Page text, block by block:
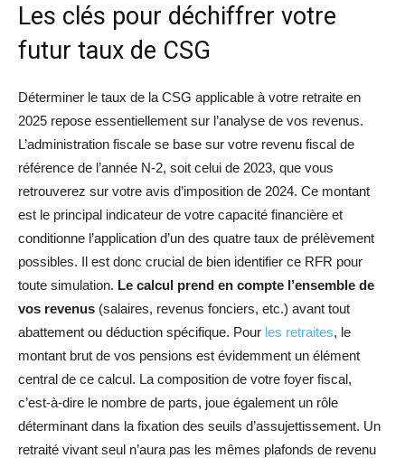
Les clés pour déchiffrer votre
futur taux de CSG
Déterminer le taux de la CSG applicable à votre retraite en
2025 repose essentiellement sur l’analyse de vos revenus.
L’administration fiscale se base sur votre revenu fiscal de
référence de l’année N-2, soit celui de 2023, que vous
retrouverez sur votre avis d’imposition de 2024. Ce montant
est le principal indicateur de votre capacité financière et
conditionne l’application d’un des quatre taux de prélèvement
possibles. Il est donc crucial de bien identifier ce RFR pour
toute simulation. Le calcul prend en compte l’ensemble de
vos revenus (salaires, revenus fonciers, etc.) avant tout
abattement ou déduction spécifique. Pour les retraites, le
montant brut de vos pensions est évidemment un élément
central de ce calcul. La composition de votre foyer fiscal,
c’est-à-dire le nombre de parts, joue également un rôle
déterminant dans la fixation des seuils d’assujettissement. Un
retraité vivant seul n’aura pas les mêmes plafonds de revenu